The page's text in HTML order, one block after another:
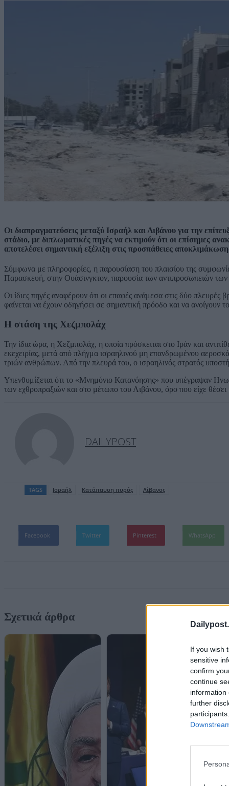
If you wish
sensitive
confirm
continue
information
further
Οι διαπραγματεύσεις μεταξύ Ισραήλ και Λιβάνου για την
στάδιο, με διπλωματικές πηγές να εκτιμούν ότι οι επίσημες
αποτελέσει σημαντική εξέλιξη στις προσπάθειες
Σύμφωνα με πληροφορίες, η παρουσίαση του πλαισίου της
Παρασκευή, στην Ουάσινγκτον, παρουσία των αντιπροσωπειών
Οι ίδιες πηγές αναφέρουν ότι οι επαφές ανάμεσα στις δύο πλευρές
φαίνεται να έχουν οδηγήσει σε σημαντική πρόοδο και να ανοίγουν
Η στάση της Χεζμπολάχ
Την ίδια ώρα, η Χεζμπολάχ, η οποία πρόσκειται στο Ιράν και
εκεχειρίας, μετά από πλήγμα ισραηλινού μη επανδρωμένου
τριών ανθρώπων. Από την πλευρά του, ο ισραηλινός στρατός
Υπενθυμίζεται ότι το «Μνημόνιο Κατανόησης» που υπέγραψαν
των εχθροπραξιών και στο μέτωπο του Λιβάνου, όρο που είχε
DAILYPOST
TAGS Ισραήλ Κατάπαυση πυρός Λίβανος
Facebook Twitter Pinterest WhatsApp
Σχετικά άρθρα